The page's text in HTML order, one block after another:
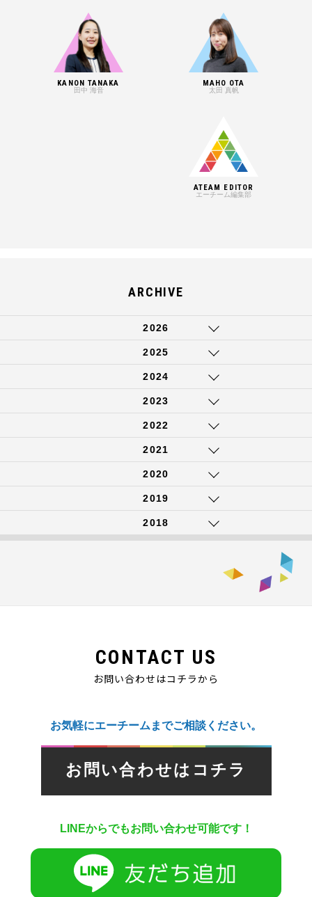
KANON TANAKA
田中 海音
MAHO OTA
太田 真帆
ATEAM EDITOR
エーチーム編集部
ARCHIVE
2026
2025
2024
2023
2022
2021
2020
2019
2018
CONTACT US
お問い合わせはコチラから
お気軽にエーチームまでご相談ください。
お問い合わせはコチラ
LINEからでもお問い合わせ可能です！